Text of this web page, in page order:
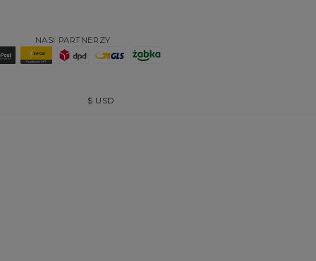
NASI PARTNERZY
$ USD